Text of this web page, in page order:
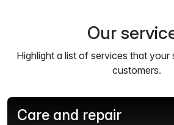
Our
Highlight a list of services that
customers.
Care and repair